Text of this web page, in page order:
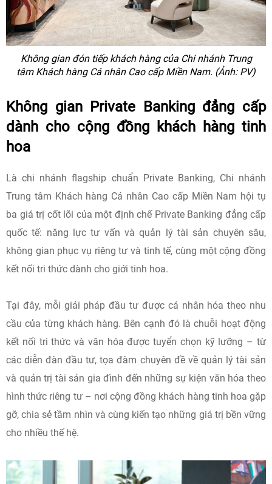
Không gian đón tiếp khách hàng của Chi nhánh Trung
tâm Khách hàng Cá nhân Cao cấp Miền Nam. (Ảnh: PV)
Không gian Private Banking đẳng cấp
dành cho cộng đồng khách hàng tinh
hoa
Là chi nhánh flagship chuẩn Private Banking, Chi nhánh
Trung tâm Khách hàng Cá nhân Cao cấp Miền Nam hội tụ
ba giá trị cốt lõi của một định chế Private Banking đẳng cấp
quốc tế: năng lực tư vấn và quản lý tài sản chuyên sâu,
không gian phục vụ riêng tư và tinh tế, cùng một cộng đồng
kết nối tri thức dành cho giới tinh hoa.
Tại đây, mỗi giải pháp đầu tư được cá nhân hóa theo nhu
cầu của từng khách hàng. Bên cạnh đó là chuỗi hoạt động
kết nối tri thức và văn hóa được tuyển chọn kỹ lưỡng – từ
các diễn đàn đầu tư, tọa đàm chuyên đề về quản lý tài sản
và quản trị tài sản gia đình đến những sự kiện văn hóa theo
hình thức riêng tư – nơi cộng đồng khách hàng tinh hoa gặp
gỡ, chia sẻ tầm nhìn và cùng kiến tạo những giá trị bền vững
cho nhiều thế hệ.